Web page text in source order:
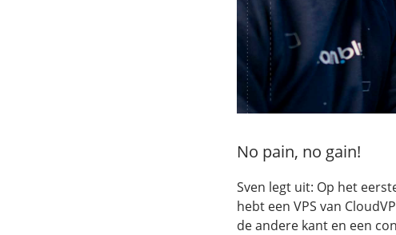
No pain, no gain!
Sven legt uit: Op het
hebt een VPS van
de andere kant en een